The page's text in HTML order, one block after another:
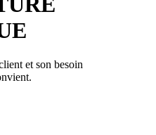
et son besoin